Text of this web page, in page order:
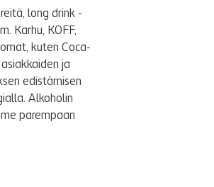
long drink -
Karhu, KOFF,
kuten Coca-
ja
edistämisen
Alkoholin
parempaan